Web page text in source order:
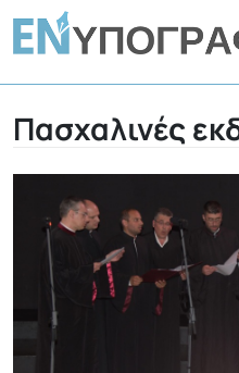
Πασχαλινές